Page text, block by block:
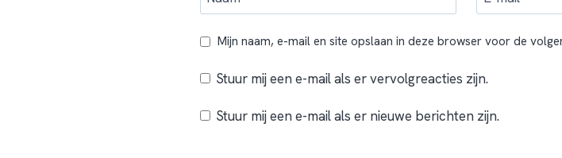
Mijn naam, e-mail en site opslaan in deze browser voor de
Stuur mij een e-mail als er vervolgreacties zijn.
Stuur mij een e-mail als er nieuwe berichten zijn.